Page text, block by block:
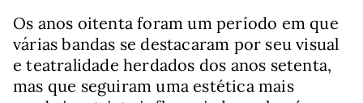
Os anos oitenta foram um período em que
várias bandas se destacaram por seu visual
e teatralidade herdados dos anos setenta,
mas que seguiram uma estética mais